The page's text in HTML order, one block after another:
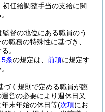
初任給調整手当の支給に関
督の地位にある職員のう
職務の特殊性に基づき、
。
条の規定は、 前項に規定す
づく規則で定める職員が臨
営の必要により週休日又
末年始の休日等(次項にお